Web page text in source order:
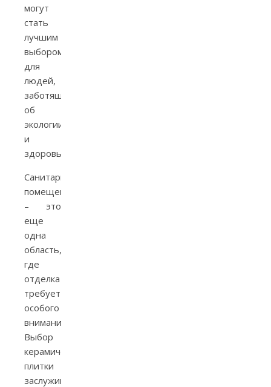
могут
стать
лучшим
выбором
для
людей,
заботящихся
об
экологии
и
здоровье.
Санитарные
помещения
– это
еще
одна
область,
где
отделка
требует
особого
внимания.
Выбор
керамической
плитки
заслуживает